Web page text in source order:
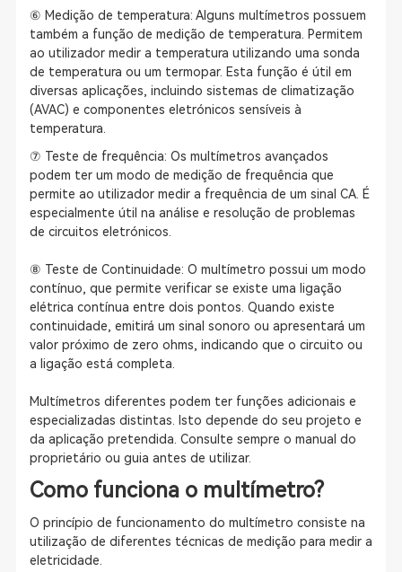
⑥ Medição de temperatura: Alguns multímetros possuem
também a função de medição de temperatura. Permitem
ao utilizador medir a temperatura utilizando uma sonda
de temperatura ou um termopar. Esta função é útil em
diversas aplicações, incluindo sistemas de climatização
(AVAC) e componentes eletrónicos sensíveis à
temperatura.
⑦ Teste de frequência: Os multímetros avançados
podem ter um modo de medição de frequência que
permite ao utilizador medir a frequência de um sinal CA. É
especialmente útil na análise e resolução de problemas
de circuitos eletrónicos.
⑧ Teste de Continuidade: O multímetro possui um modo
contínuo, que permite verificar se existe uma ligação
elétrica contínua entre dois pontos. Quando existe
continuidade, emitirá um sinal sonoro ou apresentará um
valor próximo de zero ohms, indicando que o circuito ou
a ligação está completa.
Multímetros diferentes podem ter funções adicionais e
especializadas distintas. Isto depende do seu projeto e
da aplicação pretendida. Consulte sempre o manual do
proprietário ou guia antes de utilizar.
Como funciona o multímetro?
O princípio de funcionamento do multímetro consiste na
utilização de diferentes técnicas de medição para medir a
eletricidade.